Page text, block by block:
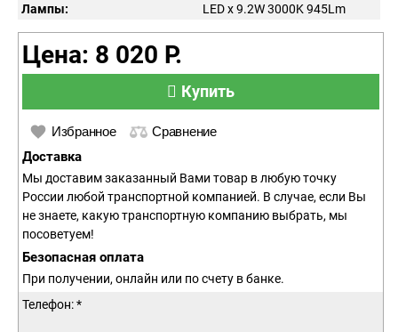
Лампы:
LED x 9.2W 3000K 945Lm
Цена: 8 020 Р.
Купить
Избранное Сравнение
Доставка
Мы доставим заказанный Вами товар в любую точку
России любой транспортной компанией. В случае, если Вы
не знаете, какую транспортную компанию выбрать, мы
посоветуем!
Безопасная оплата
При получении, онлайн или по счету в банке.
Телефон: *